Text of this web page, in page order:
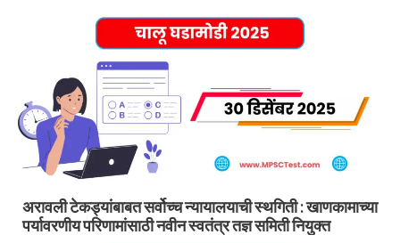
अरावली टेकड्यांबाबत सर्वोच्च न्यायालयाची स्थगिती : खाणकामाच्या
पर्यावरणीय परिणामांसाठी नवीन स्वतंत्र तज्ञ समिती नियुक्त